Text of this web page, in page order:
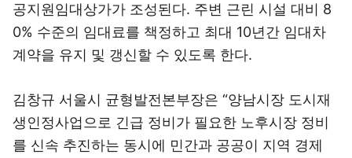
공지원임대상가가 조성된다. 주변 근린 시설 대비 8
0% 수준의 임대료를 책정하고 최대 10년간 임대차
계약을 유지 및 갱신할 수 있도록 한다.
김창규 서울시 균형발전본부장은 “양남시장 도시재
생인정사업으로 긴급 정비가 필요한 노후시장 정비
를 신속 추진하는 동시에 민간과 공공이 지역 경제